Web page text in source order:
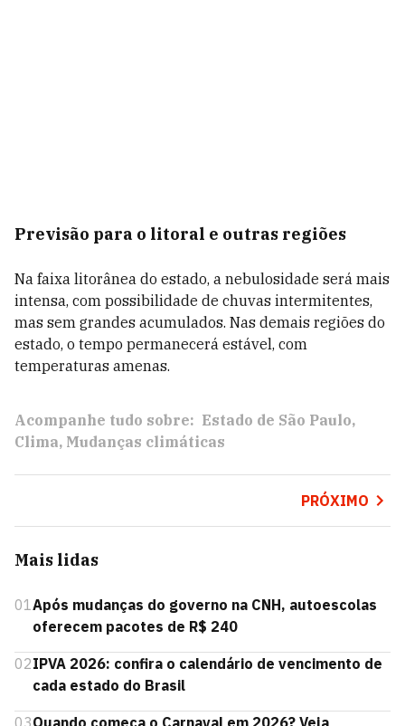
Previsão para o litoral e outras regiões
Na faixa litorânea do estado, a nebulosidade será mais
intensa, com possibilidade de chuvas intermitentes,
mas sem grandes acumulados. Nas demais regiões do
estado, o tempo permanecerá estável, com
temperaturas amenas.
Acompanhe tudo sobre: Estado de São Paulo
Clima Mudanças climáticas
PRÓXIMO
Mais lidas
01Após mudanças do governo na CNH, autoescolas
oferecem pacotes de R$ 240
02IPVA 2026: confira o calendário de vencimento de
cada estado do Brasil
03Quando começa o Carnaval em 2026? Veja